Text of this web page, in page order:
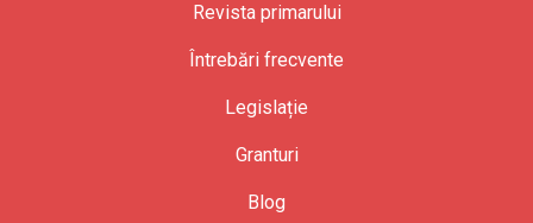
Revista primarului
Întrebări frecvente
Legislație
Granturi
Blog